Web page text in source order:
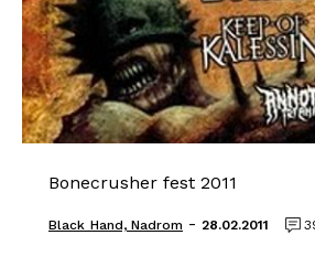
Bonecrusher fest 2011
Black_Hand, Nadrom - 28.02.2011